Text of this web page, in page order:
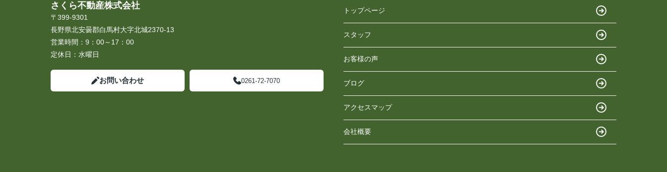
さくら不動産株式会社
〒399-9301
長野県北安曇郡白馬村大字北城2370-13
営業時間： 9：00～17：00
定休日： 水曜日
お問い合わせ 0261-72-7070
トップページ
スタッフ
お客様の声
ブログ
アクセスマップ
会社概要